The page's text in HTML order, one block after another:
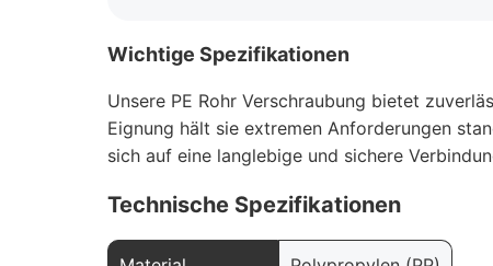
Wichtige Spezifikationen
Unsere PE Rohr Verschraubung bietet
Eignung hält sie extremen Anforderungen
sich auf eine langlebige und sichere
Technische Spezifikationen